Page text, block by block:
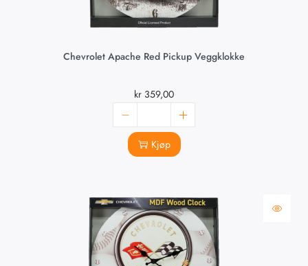
Chevrolet Apache Red Pickup Veggklokke
kr 359,00
Kjøp